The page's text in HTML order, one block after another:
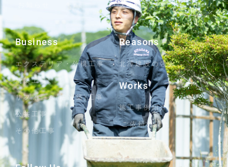
スタッフブログ
Business
エクステリア・外構工事
新築工事
リフォーム(増改築)工事
公共工事
その他工事
Reasons
北澤建設の強み
Works
施工事例紹介
ご依頼の流れ